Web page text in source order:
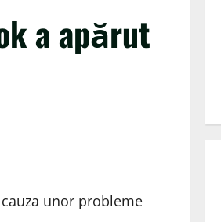
a apărut
unor probleme